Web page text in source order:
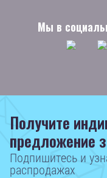
Мы в
Получите
предложение
Подпишитесь и
распродажах